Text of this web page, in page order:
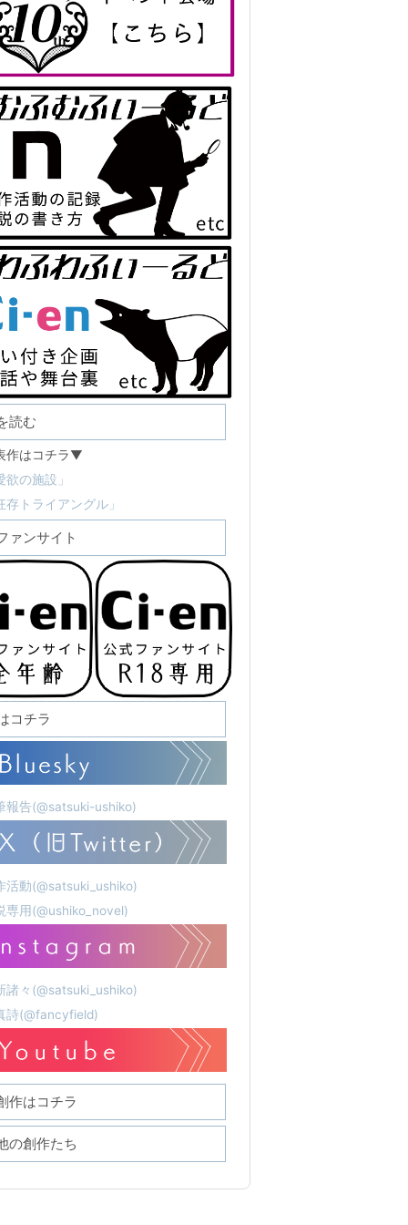
読む
作はコチラ▼
欲の施設」
存トライアングル」
ァンサイト
コチラ
報告(@satsuki-ushiko)
活動(@satsuki_ushiko)
専用(@ushiko_novel)
諸々(@satsuki_ushiko)
詩(@fancyfield)
作はコチラ
の創作たち